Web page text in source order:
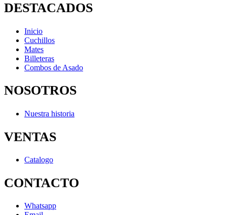
DESTACADOS
Inicio
Cuchillos
Mates
Billeteras
Combos de Asado
NOSOTROS
Nuestra historia
VENTAS
Catalogo
CONTACTO
Whatsapp